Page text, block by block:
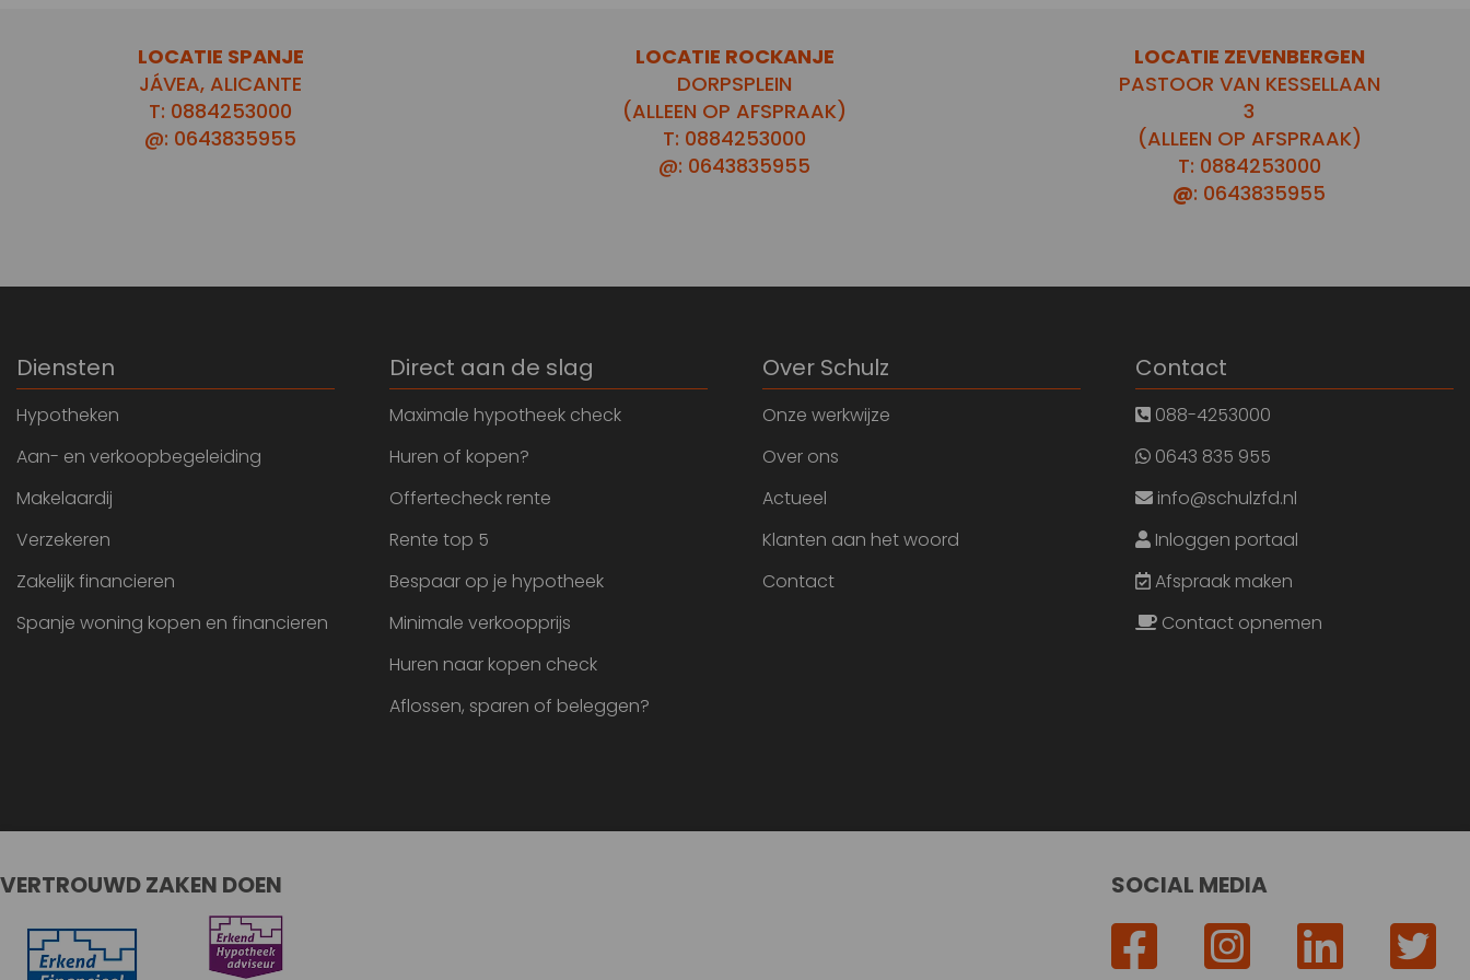
LOCATIE SPANJE
JÁVEA, ALICANTE
T: 0884253000
@: 0643835955
LOCATIE ROCKANJE
DORPSPLEIN
(ALLEEN OP AFSPRAAK)
T: 0884253000
@: 0643835955
LOCATIE ZEVENBERGEN
PASTOOR VAN KESSELLAAN
3
(ALLEEN OP AFSPRAAK)
T: 0884253000
@: 0643835955
Diensten
Hypotheken
Aan- en verkoopbegeleiding
Makelaardij
Verzekeren
Zakelijk financieren
Spanje woning kopen en financieren
Direct aan de slag
Maximale hypotheek check
Huren of kopen?
Offertecheck rente
Rente top 5
Bespaar op je hypotheek
Minimale verkoopprijs
Huren naar kopen check
Aflossen, sparen of beleggen?
Over Schulz
Onze werkwijze
Over ons
Actueel
Klanten aan het woord
Contact
Contact
088-4253000
0643 835 955
info@schulzfd.nl
Inloggen portaal
Afspraak maken
Contact opnemen
VERTROUWD ZAKEN DOEN SOCIAL MEDIA